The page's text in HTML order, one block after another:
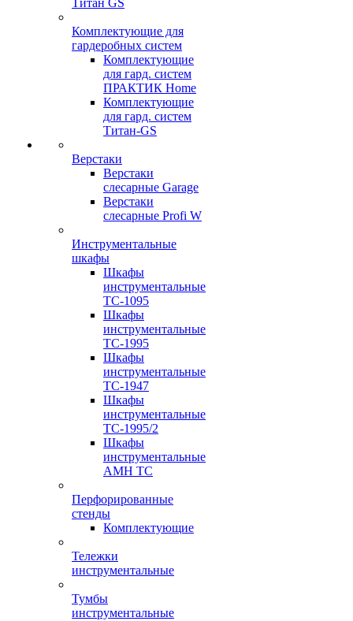
Титан GS
Комплектующие для
гардеробных систем
Комплектующие
для гард. систем
ПРАКТИК Home
Комплектующие
для гард. систем
Титан-GS
Верстаки
Верстаки
слесарные Garage
Верстаки
слесарные Profi W
Инструментальные
шкафы
Шкафы
инструментальные
TC-1095
Шкафы
инструментальные
TC-1995
Шкафы
инструментальные
TC-1947
Шкафы
инструментальные
TC-1995/2
Шкафы
инструментальные
AMH TC
Перфорированные
стенды
Комплектующие
Тележки
инструментальные
Тумбы
инструментальные